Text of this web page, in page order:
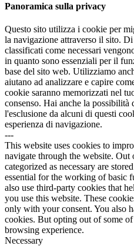
Panoramica sulla privacy
Questo sito utilizza i cookie per
la navigazione attraverso il sito.
classificati come necessari
in quanto sono essenziali per il
base del sito web. Utilizziamo
aiutano ad analizzare e capire
cookie saranno memorizzati nel
consenso. Hai anche la
l'esclusione da alcuni di questi
esperienza di navigazione.
---
This website uses cookies to
navigate through the website. Out
categorized as necessary are
essential for the working of basic
also use third-party cookies that
you use this website. These
only with your consent. You also
cookies. But opting out of some
browsing experience.
Necessary